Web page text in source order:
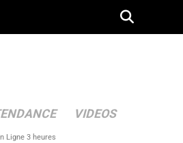
VIDEOS
Ligne 3 heures